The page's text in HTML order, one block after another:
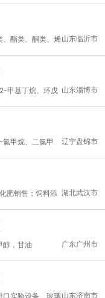
山东临沂市
、酯类、酮类、烯
剂油、稀释剂类、油墨等化
山东淄博市
甲基丁烷、环戊
丁醇、1-戊醇、3-甲基-1-丁
过氧化氢 [含量＞8%]、1-
氧化钾、氢氧化钠、氢氧化
辽宁盘锦市
甲烷、二氯甲
环氧丙烷、DMF、丙酮、苯
醋酸、醋酸甲酯、醋酸乙
、溶剂油120#、溶剂油20
湖北武汉市
肥销售；饲料添
广东广州市
醇，甘油
山东济南市
口实验设备、玻璃